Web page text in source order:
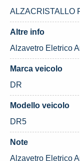
ALZACRISTALLO
Altre info
Alzavetro Eletrico
Marca veicolo
DR
Modello veicolo
DR5
Note
Alzavetro Eletrico